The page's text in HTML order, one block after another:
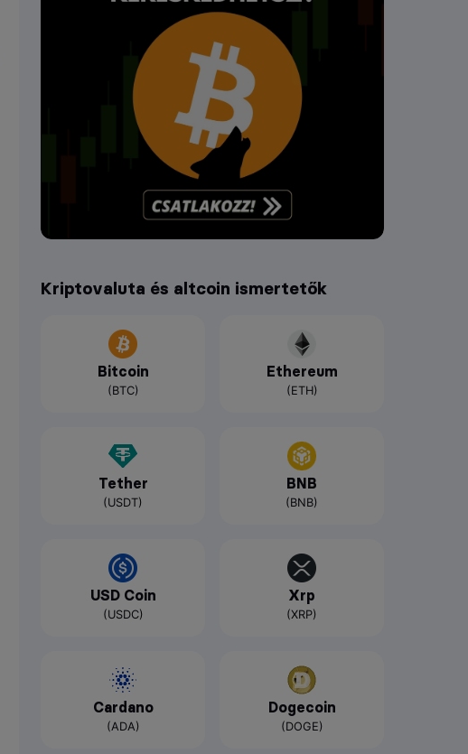
Kriptovaluta és altcoin ismertetők
Bitcoin
(BTC)
Ethereum
(ETH)
Tether
(USDT)
BNB
(BNB)
USD Coin
(USDC)
Xrp
(XRP)
Cardano
(ADA)
Dogecoin
(DOGE)